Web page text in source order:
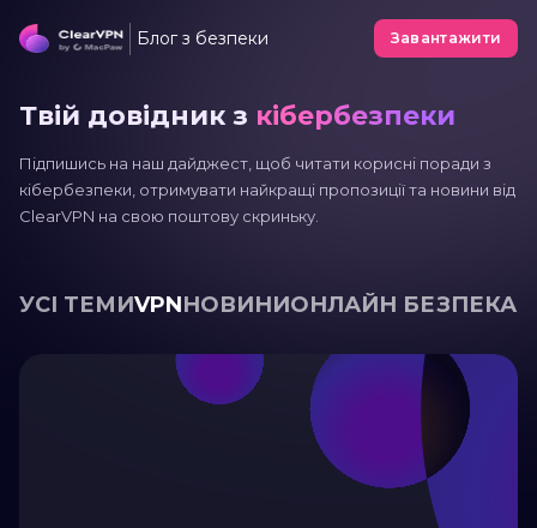
Блог з безпеки Завантажити
Твій довідник з кібербезпеки
Підпишись на наш дайджест, щоб читати корисні поради з
кібербезпеки, отримувати найкращі пропозиції та новини від
ClearVPN на свою поштову скриньку.
УСІ ТЕМИVPNНОВИНИОНЛАЙН БЕЗПЕКА